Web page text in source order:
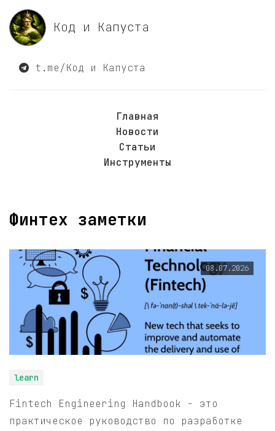
Код и Капуста
t.me/Код и Капуста
Главная
Новости
Статьи
Инструменты
Финтех заметки
08.07.2026
learn
Fintech Engineering Handbook - это
практическое руководство по разработке